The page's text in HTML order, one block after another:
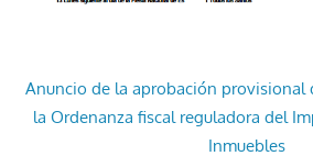
Anuncio de la aprobación provisional
la Ordenanza fiscal reguladora del
Inmuebles